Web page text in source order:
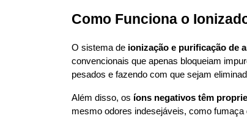
Como Funciona o
O sistema de ionização e purificação de
convencionais que apenas bloqueiam
pesados e fazendo com que sejam
Além disso, os íons negativos têm
mesmo odores indesejáveis, como